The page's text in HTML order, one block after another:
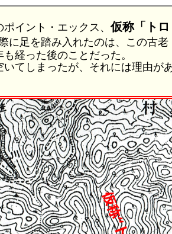
ポイント・エックス、仮称「トロ
に足を踏み入れたのは、この古老
経った後のことだった。
いてしまったが、それには理由が